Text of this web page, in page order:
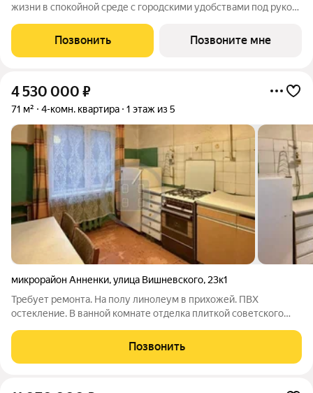
жизни в спокойной среде с городскими удобствами под рукой.
Северный. Объект часть инфраструктуры посёлка
Молодёжный. Рядом: детский сад,
Позвонить Позвоните мне
4 530 000 ₽
71 м² 4-комн. квартира 1 этаж из 5
микрорайон Анненки,улица Вишневского, 23к1
Требует ремонта. На полу линолеум в прихожей. ПВХ
остекление. В ванной комнате отделка плиткой советского
состоянии. Установлены счетчики на газ, воду и
электричество. Изолированные комнаты -
Позвонить